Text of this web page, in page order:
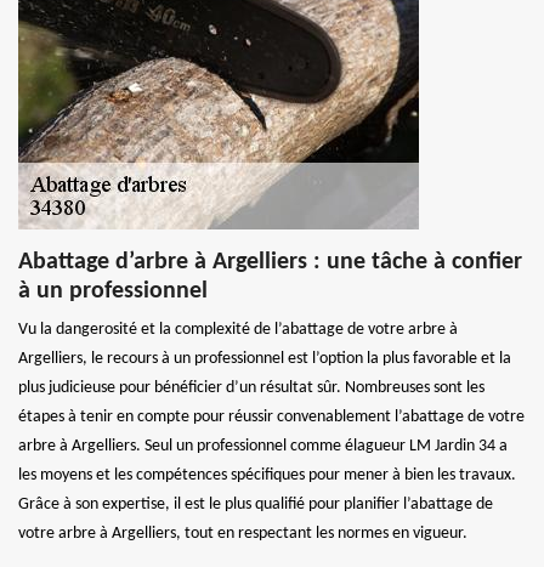
Abattage d’arbre à Argelliers : une tâche à confier
à un professionnel
Vu la dangerosité et la complexité de l’abattage de votre arbre à
Argelliers, le recours à un professionnel est l’option la plus favorable et la
plus judicieuse pour bénéficier d’un résultat sûr. Nombreuses sont les
étapes à tenir en compte pour réussir convenablement l’abattage de votre
arbre à Argelliers. Seul un professionnel comme élagueur LM Jardin 34 a
les moyens et les compétences spécifiques pour mener à bien les travaux.
Grâce à son expertise, il est le plus qualifié pour planifier l’abattage de
votre arbre à Argelliers, tout en respectant les normes en vigueur.